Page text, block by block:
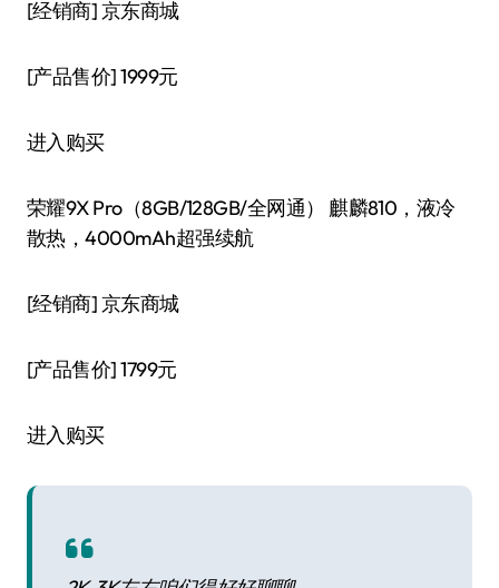
[经销商]京东商城
[产品售价]1999元
进入购买
荣耀9X Pro（8GB/128GB/全网通） 麒麟810，液冷
散热，4000mAh超强续航
[经销商]京东商城
[产品售价]1799元
进入购买